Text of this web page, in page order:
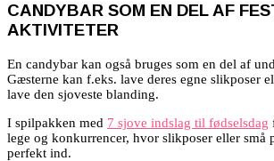
CANDYBAR SOM EN DEL AF
AKTIVITETER
En candybar kan også bruges som en del af
Gæsterne kan f.eks. lave deres egne slikposer
lave den sjoveste blanding.
I spilpakken med 7 sjove indslag til fødselsdag
lege og konkurrencer, hvor slikposer eller små
perfekt ind.